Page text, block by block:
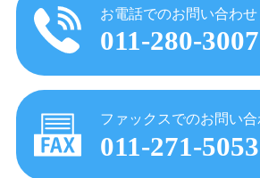
お電話でのお問い合わせ
011-280-3007
ファックスでのお問い
011-271-5053